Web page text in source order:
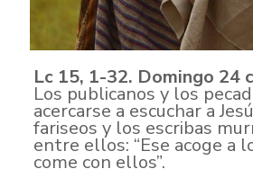
Lc 15, 1-32. Domingo 24
Los publicanos y los
acercarse a escuchar a
fariseos y los escribas
entre ellos: “Ese acoge a
come con ellos”.